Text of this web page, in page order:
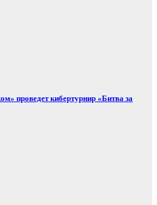
проведет кибертурнир «Битва за